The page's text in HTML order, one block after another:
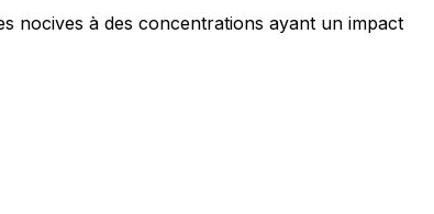
nocives à des concentrations ayant un impact